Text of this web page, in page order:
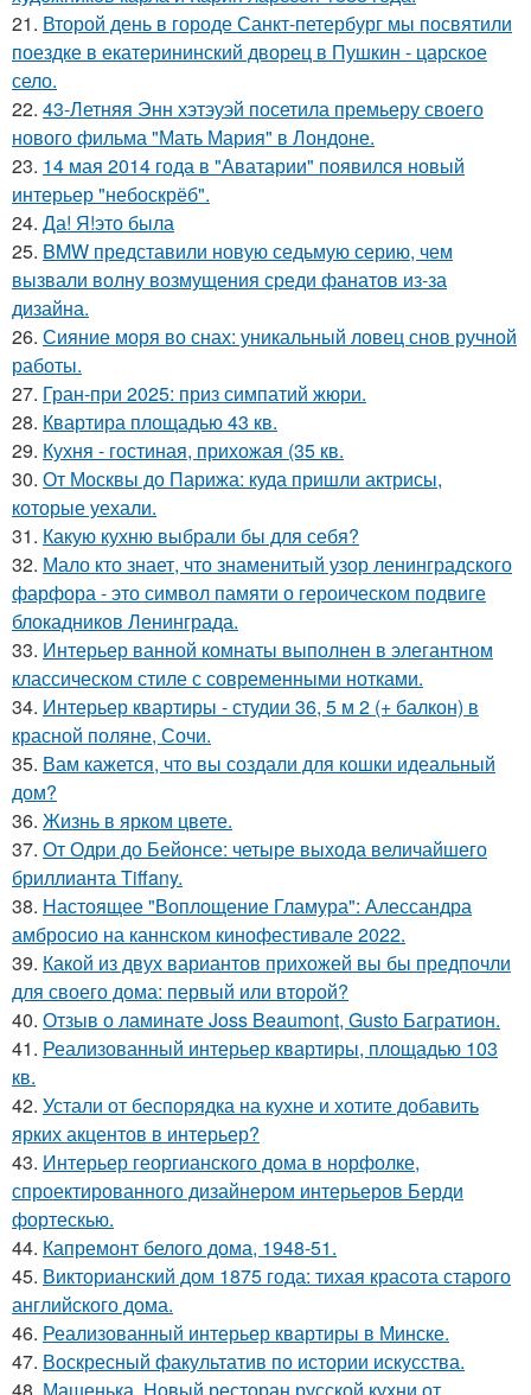
21. Второй день в городе Санкт-петербург мы посвятили
поездке в екатерининский дворец в Пушкин - царское
село.
22. 43-Летняя Энн хэтэуэй посетила премьеру своего
нового фильма "Мать Мария" в Лондоне.
23. 14 мая 2014 года в "Аватарии" появился новый
интерьер "небоскрёб".
24. Да! Я!это была
25. BMW представили новую седьмую серию, чем
вызвали волну возмущения среди фанатов из-за
дизайна.
26. Сияние моря во снах: уникальный ловец снов ручной
работы.
27. Гран-при 2025: приз симпатий жюри.
28. Квартира площадью 43 кв.
29. Кухня - гостиная, прихожая (35 кв.
30. От Москвы до Парижа: куда пришли актрисы,
которые уехали.
31. Какую кухню выбрали бы для себя?
32. Мало кто знает, что знаменитый узор ленинградского
фарфора - это символ памяти о героическом подвиге
блокадников Ленинграда.
33. Интерьер ванной комнаты выполнен в элегантном
классическом стиле с современными нотками.
34. Интерьер квартиры - студии 36, 5 м 2 (+ балкон) в
красной поляне, Сочи.
35. Вам кажется, что вы создали для кошки идеальный
дом?
36. Жизнь в ярком цвете.
37. От Одри до Бейонсе: четыре выхода величайшего
бриллианта Tiffany.
38. Настоящее "Воплощение Гламура": Алессандра
амбросио на каннском кинофестивале 2022.
39. Какой из двух вариантов прихожей вы бы предпочли
для своего дома: первый или второй?
40. Отзыв о ламинате Joss Beaumont, Gusto Багратион.
41. Реализованный интерьер квартиры, площадью 103
кв.
42. Устали от беспорядка на кухне и хотите добавить
ярких акцентов в интерьер?
43. Интерьер георгианского дома в норфолке,
спроектированного дизайнером интерьеров Берди
фортескью.
44. Капремонт белого дома, 1948-51.
45. Викторианский дом 1875 года: тихая красота старого
английского дома.
46. Реализованный интерьер квартиры в Минске.
47. Воскресный факультатив по истории искусства.